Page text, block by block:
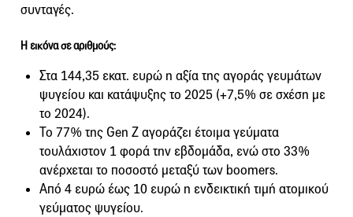
συνταγές.
Η εικόνα σε αριθμούς:
Στα 144,35 εκατ. ευρώ η αξία της αγοράς γευμάτων
ψυγείου και κατάψυξης το 2025 (+7,5% σε σχέση με
το 2024).
Το 77% της Gen Ζ αγοράζει έτοιμα γεύματα
τουλάχιστον 1 φορά την εβδομάδα, ενώ στο 33%
ανέρχεται το ποσοστό μεταξύ των boomers.
Από 4 ευρώ έως 10 ευρώ η ενδεικτική τιμή ατομικού
γεύματος ψυγείου.